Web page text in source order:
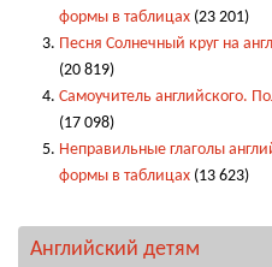
формы в таблицах (23 201)
Песня Солнечный круг на
(20 819)
Самоучитель английского.
(17 098)
Неправильные глаголы
формы в таблицах (13 623)
Английский детям